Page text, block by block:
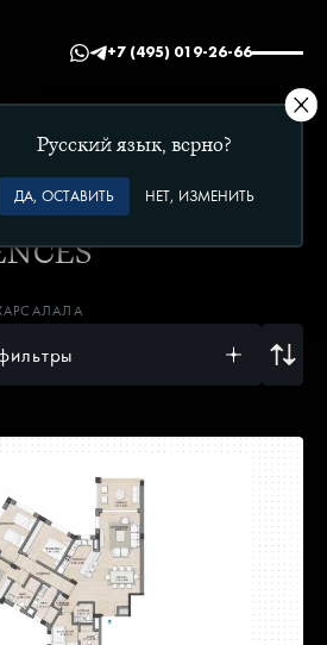
+7 (495) 019-26-66
в Омане
В ЖК
САЛАЛА
Русский язык, верно?
ДА, ОСТАВИТЬ НЕТ, ИЗМЕНИТЬ